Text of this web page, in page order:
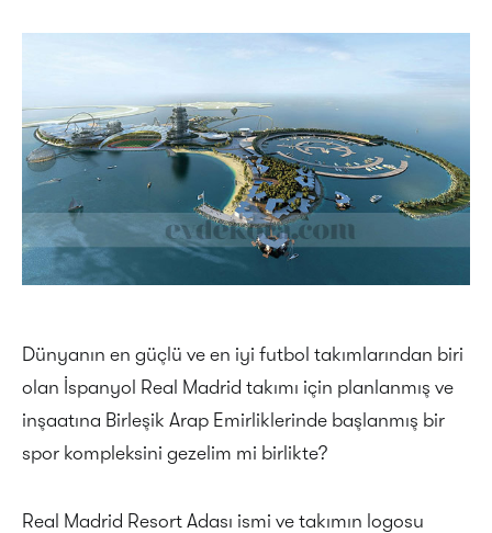
Dünyanın en güçlü ve en iyi futbol takımlarından biri
olan İspanyol Real Madrid takımı için planlanmış ve
inşaatına Birleşik Arap Emirliklerinde başlanmış bir
spor kompleksini gezelim mi birlikte?
Real Madrid Resort Adası ismi ve takımın logosu